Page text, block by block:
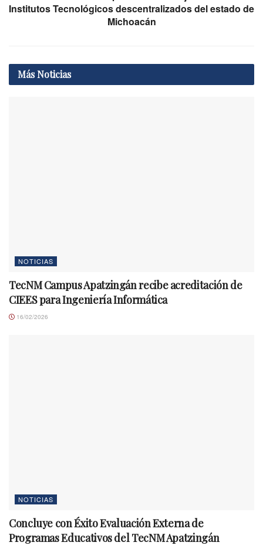
Institutos Tecnológicos descentralizados del estado de
Michoacán
MásNoticias
NOTICIAS
TecNM Campus Apatzingán recibe acreditación de
CIEES para Ingeniería Informática
16/02/2026
NOTICIAS
Concluye con Éxito Evaluación Externa de
Programas Educativos del TecNM Apatzingán